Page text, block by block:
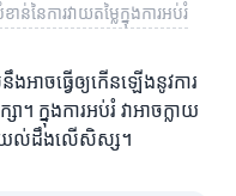
ៃការវាយតម្លៃក្នុងការអប់រំ
ាចធ្វើឲ្យកើនឡើងនូវការ
ក្នុងការអប់រំ វាអាចក្លាយ
រយល់ដឹងលើសិស្ស។